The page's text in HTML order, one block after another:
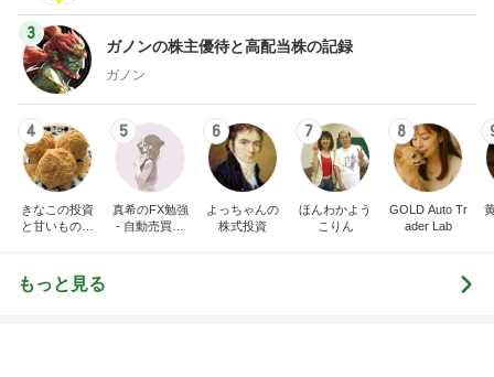
3
ガノンの株主優待と高配当株の記録
ガノン
4
きなこの投資
と甘いものを
5
真希のFX勉強
- 自動売買と
6
よっちゃんの
株式投資
7
ほんわかよう
こりん
8
GOLD Auto Tr
ader Lab
もっと見る